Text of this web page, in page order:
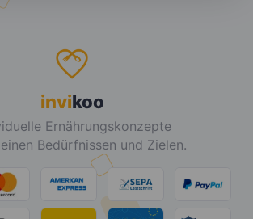
invikoo
Ernährungskonzepte
Bedürfnissen und Zielen.